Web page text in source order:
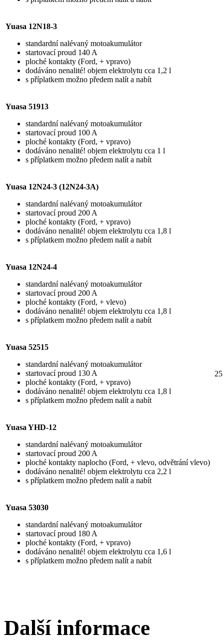
Yuasa 12N18-3
standardní nalévaný motoakumulátor
startovací proud 140 A
ploché kontakty (Ford, + vpravo)
dodáváno nenalité! objem elektrolytu cca 1,2 l
s příplatkem možno předem nalít a nabít
Yuasa 51913
standardní nalévaný motoakumulátor
startovací proud 100 A
ploché kontakty (Ford, + vpravo)
dodáváno nenalité! objem elektrolytu cca 1 l
s příplatkem možno předem nalít a nabít
Yuasa 12N24-3 (12N24-3A)
standardní nalévaný motoakumulátor
startovací proud 200 A
ploché kontakty (Ford, + vpravo)
dodáváno nenalité! objem elektrolytu cca 1,8 l
s příplatkem možno předem nalít a nabít
Yuasa 12N24-4
standardní nalévaný motoakumulátor
startovací proud 200 A
ploché kontakty (Ford, + vlevo)
dodáváno nenalité! objem elektrolytu cca 1,8 l
s příplatkem možno předem nalít a nabít
Yuasa 52515
standardní nalévaný motoakumulátor
startovací proud 130 A
ploché kontakty (Ford, + vpravo)
dodáváno nenalité! objem elektrolytu cca 1,8 l
s příplatkem možno předem nalít a nabít
Yuasa YHD-12
standardní nalévaný motoakumulátor
startovací proud 200 A
ploché kontakty naplocho (Ford, + vlevo, odvětrání vlevo)
dodáváno nenalité! objem elektrolytu cca 2,2 l
s příplatkem možno předem nalít a nabít
Yuasa 53030
standardní nalévaný motoakumulátor
startovací proud 180 A
ploché kontakty (Ford, + vpravo)
dodáváno nenalité! objem elektrolytu cca 1,6 l
s příplatkem možno předem nalít a nabít
Další informace